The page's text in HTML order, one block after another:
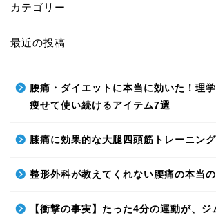
カテゴリー
最近の投稿
腰痛・ダイエットに本当に効いた！理
痩せて使い続けるアイテム7選
膝痛に効果的な大腿四頭筋トレーニング
整形外科が教えてくれない腰痛の本当
【衝撃の事実】たった4分の運動が、